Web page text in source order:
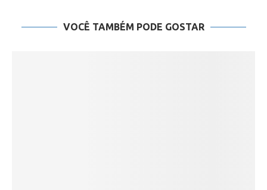
VOCÊ TAMBÉM PODE GOSTAR